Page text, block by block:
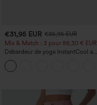
€31,95 EUR €35,95 EUR
Mix & Match : 3 pour 88,30 € EUR
Débardeur de yoga InstantCool à
encolure en U et ourlet arrondi –
UPF50+